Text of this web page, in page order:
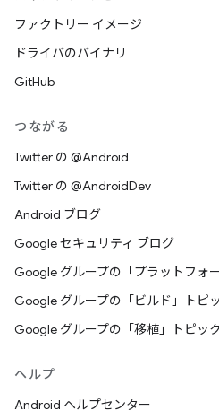
ファクトリー イメージ
ドライバのバイナリ
GitHub
つながる
Twitter の @Android
Twitter の @AndroidDev
Android ブログ
Google セキュリティ ブログ
Google グループの「プラットフォ
Google グループの「ビルド」トピ
Google グループの「移植」トピック
ヘルプ
Android ヘルプセンター